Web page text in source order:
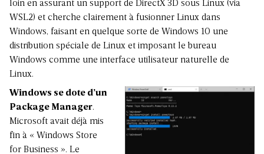
loin en assurant un support de DirectX 3D sous Linux (via
WSL2) et cherche clairement à fusionner Linux dans
Windows, faisant en quelque sorte de Windows 10 une
distribution spéciale de Linux et imposant le bureau
Windows comme une interface utilisateur naturelle de
Linux.
Windows se dote d’un
Package Manager.
Microsoft avait déjà mis
fin à « Windows Store
for Business ». Le